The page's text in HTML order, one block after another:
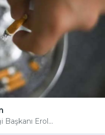
Erol...